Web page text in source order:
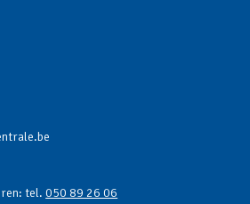
tel.050 89 26 06